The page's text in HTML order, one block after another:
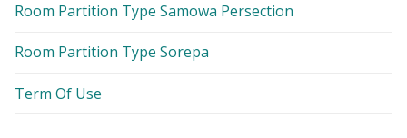
Room Partition Type Samowa Persection
Room Partition Type Sorepa
Term Of Use